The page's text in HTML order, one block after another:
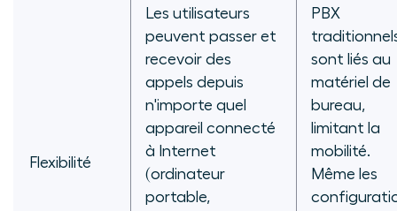
Flexibilité
Les utilisateurs
peuvent passer et
recevoir des
appels depuis
n'importe quel
appareil connecté
à Internet
(ordinateur
portable,
PBX
sont liés au
matériel de
bureau,
limitant la
mobilité.
Même les